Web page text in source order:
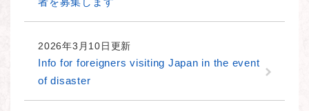
2026年3月10日更新
Info for foreigners visiting Japan in the event
of disaster